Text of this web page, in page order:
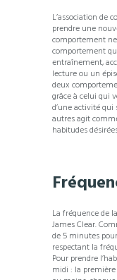
L’association de
prendre une
comportement
comportement
entraînement,
lecture ou un
deux
grâce à celui qui
d’une activité qui
autres agit
habitudes
La fréquence de
James Clear.
de 5 minutes
respectant la
Pour prendre
midi : la